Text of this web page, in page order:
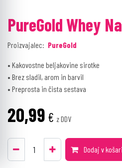
PureGold Whey
Proizvajalec: PureGold
• Kakovostne beljakovine sirotke
• Brez sladil, arom in barvil
• Preprosta in čista sestava
20,99 € z DDV
Dodaj v